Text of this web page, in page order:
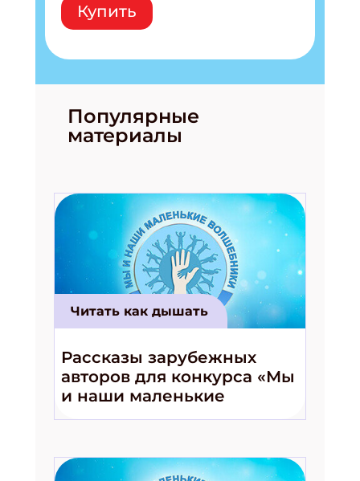
Купить
Популярные
материалы
Читать как дышать
Рассказы зарубежных
авторов для конкурса «Мы
и наши маленькие
волшебники!»
ПОДПИСАТЬСЯ